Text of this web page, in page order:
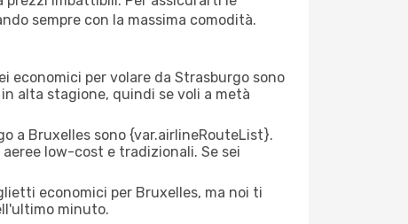
sempre con la massima comodità.
economici per volare da Strasburgo sono
alta stagione, quindi se voli a metà
a Bruxelles sono {​var.airlineRouteList}.
low-cost e tradizionali. Se sei
economici per Bruxelles, ma noi ti
minuto.